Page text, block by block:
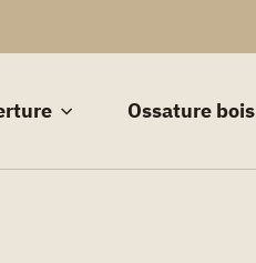
Ossature bois